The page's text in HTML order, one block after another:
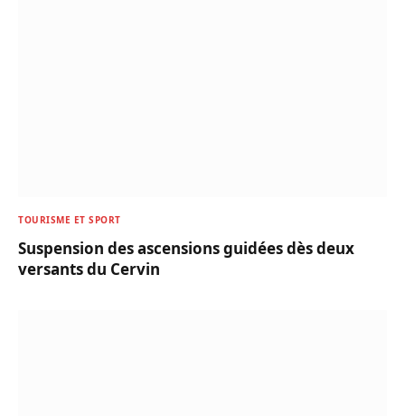
TOURISME ET SPORT
Suspension des ascensions guidées dès deux
versants du Cervin